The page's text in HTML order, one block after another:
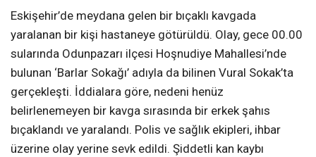
Eskişehir’de meydana gelen bir bıçaklı kavgada
yaralanan bir kişi hastaneye götürüldü. Olay, gece 00.00
sularında Odunpazarı ilçesi Hoşnudiye Mahallesi’nde
bulunan ‘Barlar Sokağı’ adıyla da bilinen Vural Sokak’ta
gerçekleşti. İddialara göre, nedeni henüz
belirlenemeyen bir kavga sırasında bir erkek şahıs
bıçaklandı ve yaralandı. Polis ve sağlık ekipleri, ihbar
üzerine olay yerine sevk edildi. Şiddetli kan kaybı